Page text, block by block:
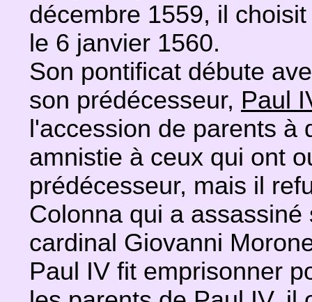
décembre 1559, il
le 6 janvier 1560.
Son pontificat débute
son prédécesseur, Paul
l'accession de parents
amnistie à ceux qui ont
prédécesseur, mais il
Colonna qui a
cardinal Giovanni
Paul IV fit emprisonner